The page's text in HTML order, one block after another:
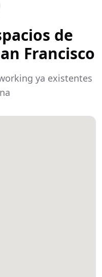
de
Francisco
ya existentes